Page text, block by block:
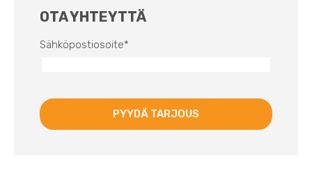
OTA YHTEYTTÄ
Sähköpostiosoite*